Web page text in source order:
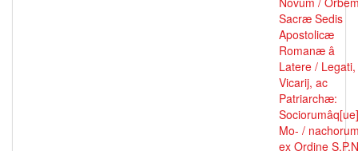
Sacræ Sedis
Apostolicæ
Romanæ â
Latere / Legati,
Vicarij, ac
Patriarchæ:
Sociorumâq[ue]
Mo- /
ex Ordine